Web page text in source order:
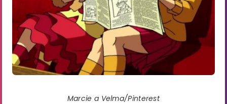
Marcie a Velma/Pinterest